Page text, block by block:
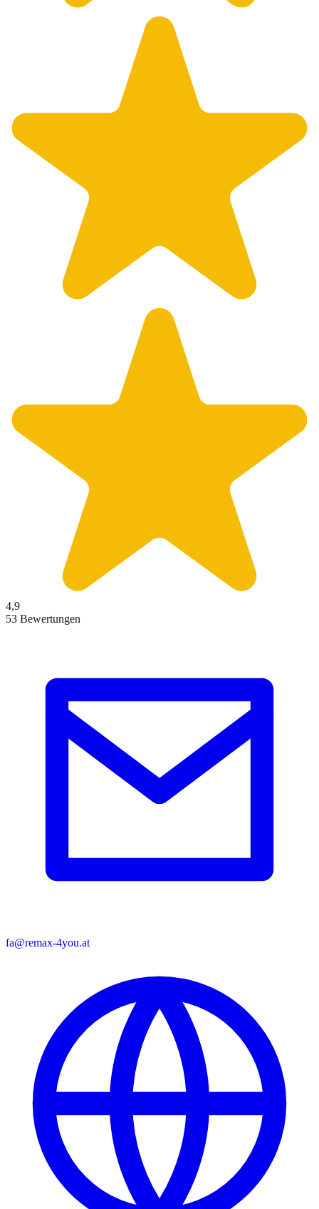
4,9
53 Bewertungen
fa@remax-4you.at